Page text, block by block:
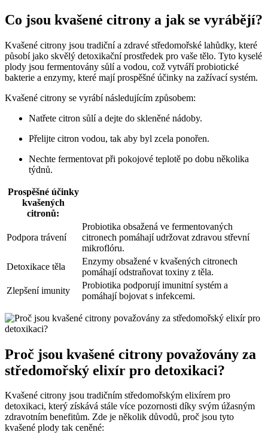
Co jsou kvašené citrony a jak se vyrábějí?
Kvašené citrony jsou tradiční a zdravé středomořské lahůdky, které
působí jako skvělý detoxikační prostředek pro vaše tělo. Tyto kyselé
plody jsou fermentovány sůlí a vodou, což vytváří probiotické
bakterie a enzymy, které mají prospěšné účinky na zažívací systém.
Kvašené citrony se vyrábí následujícím způsobem:
Natřete citron sůlí a dejte do skleněné nádoby.
Přelijte citron vodou, tak aby byl zcela ponořen.
Nechte fermentovat při pokojové teplotě po dobu několika
týdnů.
Prospěšné účinky
kvašených
citronů:
Podpora trávení
Probiotika obsažená ve fermentovaných
citronech pomáhají udržovat zdravou střevní
mikroflóru.
Detoxikace těla
Enzymy obsažené v kvašených citronech
pomáhají odstraňovat toxiny z těla.
Zlepšení imunity
Probiotika podporují imunitní systém a
pomáhají bojovat s infekcemi.
Proč jsou kvašené citrony považovány za
středomořský elixír pro detoxikaci?
Kvašené citrony jsou tradičním středomořským elixírem pro
detoxikaci, který získává stále více pozornosti díky svým úžasným
zdravotním benefitům. Zde je několik důvodů, proč jsou tyto
kvašené plody tak ceněné: